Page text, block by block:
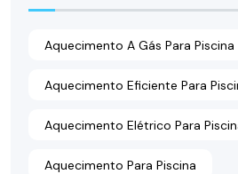
Aquecimento A Gás Para Piscina
Aquecimento Eficiente Para
Aquecimento Elétrico Para
Aquecimento Para Piscina